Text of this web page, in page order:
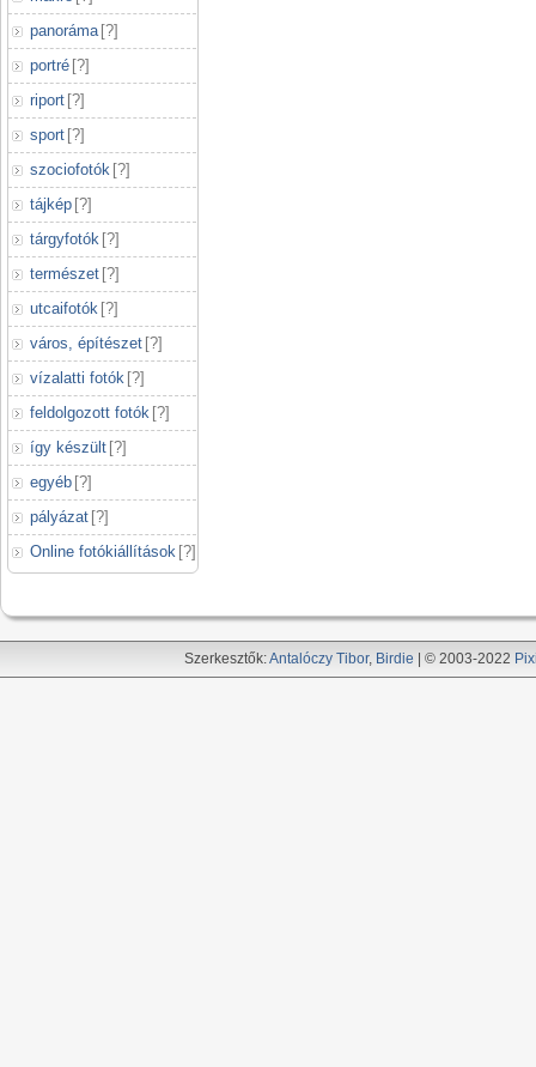
panoráma [?]
portré [?]
riport [?]
sport [?]
szociofotók [?]
tájkép [?]
tárgyfotók [?]
természet [?]
utcaifotók [?]
város, építészet [?]
vízalatti fotók [?]
feldolgozott fotók [?]
így készült [?]
egyéb [?]
pályázat [?]
Online fotókiállítások [?]
Szerkesztők:Antalóczy Tibor, Birdie | © 2003-2022